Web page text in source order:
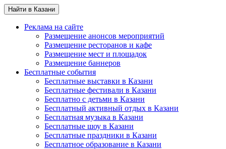
Найти в Казани
Реклама на сайте
Размещение анонсов мероприятий
Размещение ресторанов и кафе
Размещение мест и площадок
Размещение баннеров
Бесплатные события
Бесплатные выставки в Казани
Бесплатные фестивали в Казани
Бесплатно с детьми в Казани
Бесплатный активный отдых в Казани
Бесплатная музыка в Казани
Бесплатные шоу в Казани
Бесплатные праздники в Казани
Бесплатное образование в Казани